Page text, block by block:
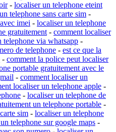
- localiser un telephone eteint
telephone sans carte sim -
imei - localiser un telephone
gratuitement - comment localiser
telephone via whatsapp -
de telephone - est ce que la
- comment la police peut localiser
portable gratuitement avec le
- comment localiser un
localiser un telephone apple -
- localiser un telephone de
un telephone portable -
sim - localiser un telephone
telephone sur google maps -